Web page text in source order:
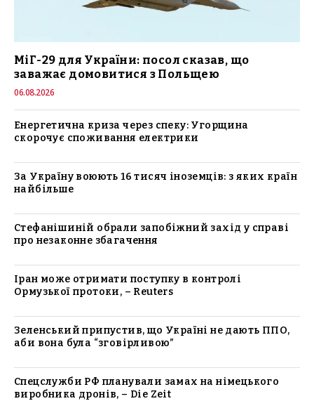
МіГ-29 для України: посол сказав, що
заважає домовитися з Польщею
06.08.2026
Енергетична криза через спеку: Угорщина
скорочує споживання електрики
За Україну воюють 16 тисяч іноземців: з яких країн
найбільше
Стефанішиній обрали запобіжний захід у справі
про незаконне збагачення
Іран може отримати поступку в контролі
Ормузької протоки, – Reuters
Зеленський припустив, що Україні не дають ППО,
аби вона була “зговірливою”
Спецслужби РФ планували замах на німецького
виробника дронів, – Die Zeit